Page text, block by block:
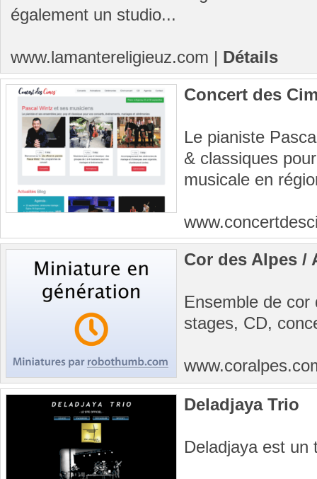
également un studio...
www.lamantereligieuz.com | Détails
Concert des
Le pianiste
& classiques
musicale en
Cor des Alpes /
Ensemble de cor
stages, CD,
Deladjaya Trio
Deladjaya est un